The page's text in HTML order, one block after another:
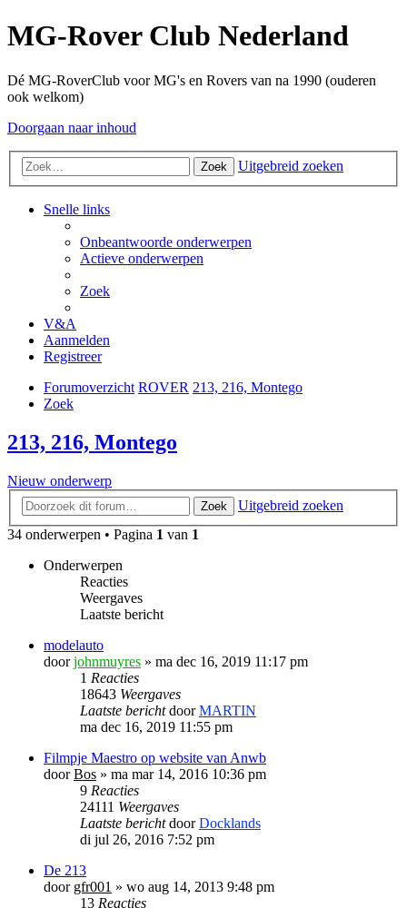
MG-Rover Club Nederland
Dé MG-RoverClub voor MG's en Rovers van na 1990 (ouderen
ook welkom)
Doorgaan naar inhoud
Zoek Uitgebreid zoeken
Snelle links
Onbeantwoorde onderwerpen
Actieve onderwerpen
Zoek
V&A
Aanmelden
Registreer
Forumoverzicht ROVER 213, 216, Montego
Zoek
213, 216, Montego
Nieuw onderwerp
Zoek
Uitgebreid zoeken
34 onderwerpen • Pagina 1 van 1
Onderwerpen
Reacties
Weergaves
Laatste bericht
modelauto
doorjohnmuyres » ma dec 16, 2019 11:17 pm
1 Reacties
18643 Weergaves
Laatste berichtdoorMARTIN
ma dec 16, 2019 11:55 pm
Filmpje Maestro op website van Anwb
doorBos » ma mar 14, 2016 10:36 pm
9 Reacties
24111 Weergaves
Laatste berichtdoorDocklands
di jul 26, 2016 7:52 pm
De 213
door gfr001 » wo aug 14, 2013 9:48 pm
13 Reacties